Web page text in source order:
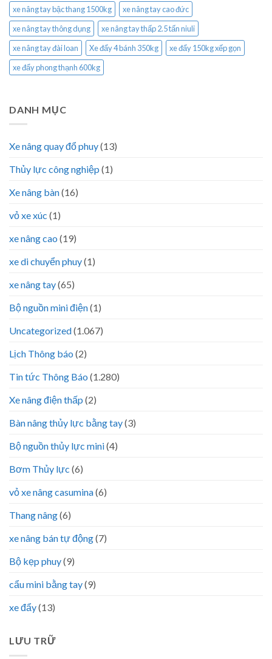
xe nâng tay bậc thang 1500kg
xe nâng tay cao đức
xe nâng tay thông dụng
xe nâng tay thấp 2.5 tấn niuli
xe nâng tay đài loan
Xe đẩy 4 bánh 350kg
xe đẩy 150kg xếp gọn
xe đẩy phong thạnh 600kg
DANH MỤC
Xe nâng quay đổ phuy(13)
Thủy lực công nghiệp (1)
Xe nâng bàn(16)
vỏ xe xúc (1)
xe nâng cao (19)
xe di chuyển phuy(1)
xe nâng tay(65)
Bộ nguồn mini điện(1)
Uncategorized(1.067)
Lịch Thông báo (2)
Tin tức Thông Báo (1.280)
Xe nâng điện thấp (2)
Bàn nâng thủy lực bằng tay(3)
Bộ nguồn thủy lực mini(4)
Bơm Thủy lực (6)
vỏ xe nâng casumina(6)
Thang nâng(6)
xe nâng bán tự động(7)
Bộ kẹp phuy(9)
cẩu mini bằng tay(9)
xe đẩy(13)
LƯU TRỮ